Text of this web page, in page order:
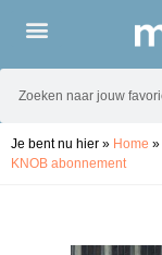
Je bent nu hier » Home »
KNOB abonnement